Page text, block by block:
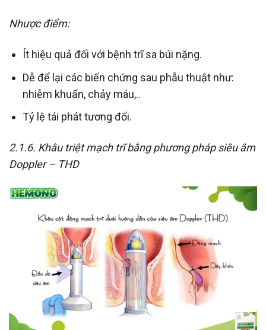
Nhược điểm:
Ít hiệu quả đối với bệnh trĩ sa búi nặng.
Dễ để lại các biến chứng sau phẫu thuật như:
nhiễm khuẩn, chảy máu,..
Tỷ lệ tái phát tương đối.
2.1.6. Khâu triệt mạch trĩ bằng phương pháp siêu âm
Doppler – THD